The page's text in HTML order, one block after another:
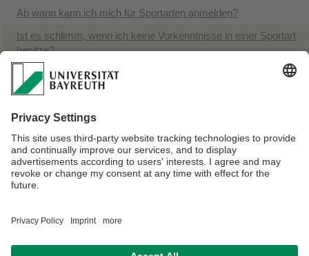
Ab wann kann ich mich für Sportarten anmelden?
Ist es schlimm, wenn ich keine Vorkenntnisse in einer Sportart
besitze?
Was ist das Zusatzstudium “Gesundheit und Fitness” ?
Wie viele Sportarten kann ich in meinem Bachelor/Master
Wie oft darf ich bei Sportkursen fehlen?